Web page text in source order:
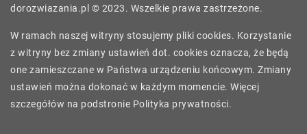
dorozwiazania.pl © 2023. Wszelkie prawa zastrzeżone.
W ramach naszej witryny stosujemy pliki cookies. Korzystanie
z witryny bez zmiany ustawień dot. cookies oznacza, że będą
one zamieszczane w Państwa urządzeniu końcowym. Zmiany
ustawień można dokonać w każdym momencie. Więcej
szczegółów na podstronie Polityka prywatności.